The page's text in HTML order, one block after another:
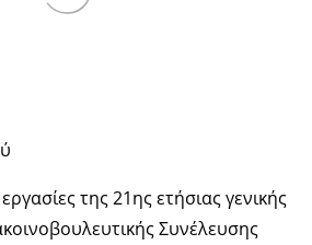
της 21ης ετήσιας γενικής
Συνέλευσης